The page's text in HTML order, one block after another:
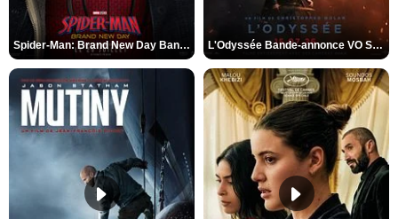
Spider-Man: Brand New Day Bande-annonce VO STFR L'Odyssée Bande-annonce VO STFR